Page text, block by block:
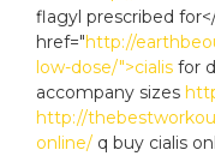
flagyl prescribed
href="http://
low-dose/">cialis for
accompany sizes
http://
online/ q buy cialis